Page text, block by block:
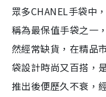
眾多CHANEL手袋中
稱為最保值手袋之一
然經常缺貨，在精品
袋設計時尚又百搭，
推出後便歷久不衰，